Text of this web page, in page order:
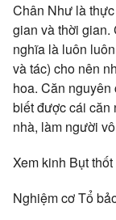
Chân Như là
gian và thời gian.
nghĩa là luôn
và tác) cho nên
hoa. Căn nguyên
biết được cái căn
nhà, làm người
Xem kinh Bụt
Nghiệm cơ Tổ